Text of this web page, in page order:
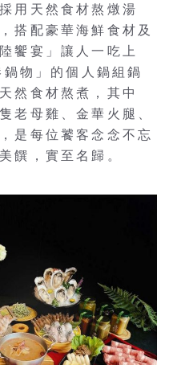
用天然食材熬燉湯
搭配豪華海鮮食材及
饗宴」讓人一吃上
物」的個人鍋組鍋
然食材熬煮，其中
老母雞、金華火腿、
是每位饕客念念不忘
饌，實至名歸。